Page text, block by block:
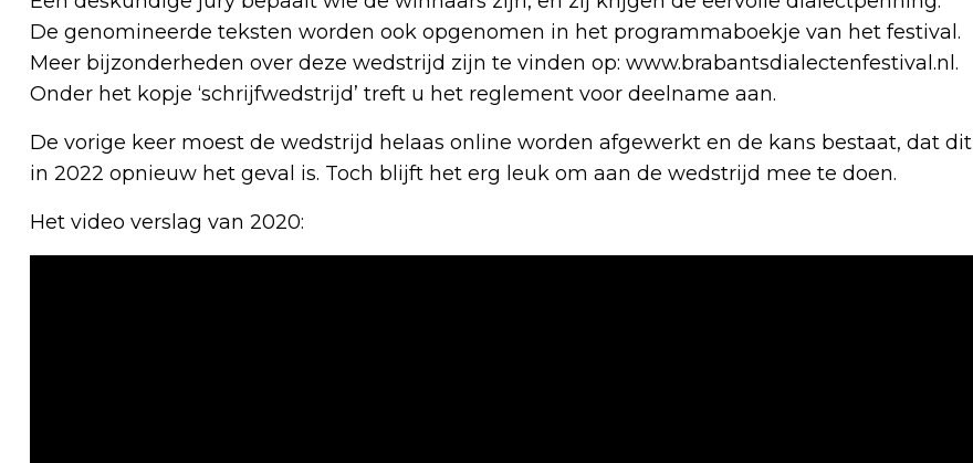
De genomineerde teksten worden ook opgenomen in het programmaboekje van het festival.
Meer bijzonderheden over deze wedstrijd zijn te vinden op: www.brabantsdialectenfestival.nl.
Onder het kopje ‘schrijfwedstrijd’ treft u het reglement voor deelname aan.
De vorige keer moest de wedstrijd helaas online worden afgewerkt en de kans bestaat, dat dit
in 2022 opnieuw het geval is. Toch blijft het erg leuk om aan de wedstrijd mee te doen.
Het video verslag van 2020: